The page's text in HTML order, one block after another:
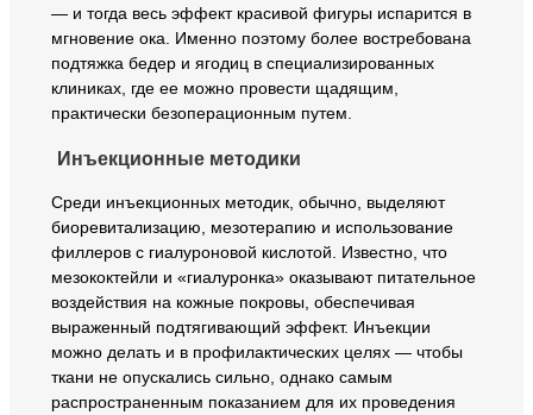
— и тогда весь эффект красивой фигуры испарится в
мгновение ока. Именно поэтому более востребована
подтяжка бедер и ягодиц в специализированных
клиниках, где ее можно провести щадящим,
практически безоперационным путем.
Инъекционные методики
Среди инъекционных методик, обычно, выделяют
биоревитализацию, мезотерапию и использование
филлеров с гиалуроновой кислотой. Известно, что
мезококтейли и «гиалуронка» оказывают питательное
воздействия на кожные покровы, обеспечивая
выраженный подтягивающий эффект. Инъекции
можно делать и в профилактических целях — чтобы
ткани не опускались сильно, однако самым
распространенным показанием для их проведения